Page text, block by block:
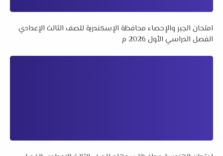
امتحان الجبر والإحصاء محافظة الإسكندرية للصف الثالث الإعدادي
الفصل الدراسي الأول 2026 م